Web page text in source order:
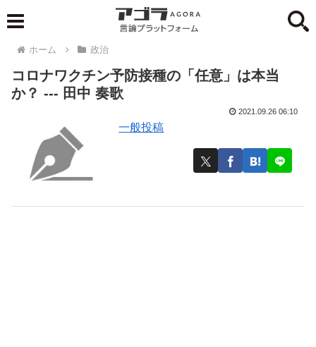
ホーム 政治
コロナワクチン予防接種の「任意」は本当
か？ --- 田中 奏歌
一般投稿
2021.09.26 06:10